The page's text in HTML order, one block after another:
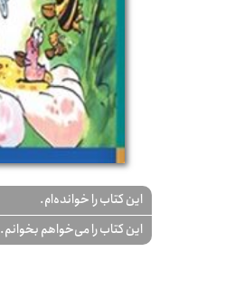
این کتاب را خوانده‌ام.
این کتاب را می‌خواهم بخوانم.